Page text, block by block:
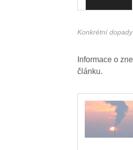
Konkrétní
Informace o
článku.